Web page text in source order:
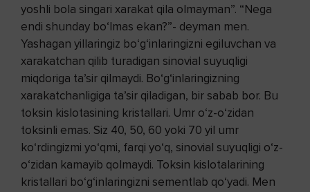
yoshli bola singari xarakat qila olmayman”. “Nega
endi shunday bo‘lmas ekan?”- deyman men.
Yashagan yillaringiz bo‘g‘inlaringizni egiluvchan va
xarakatchan qilib turadigan sinovial suyuqligi
miqdoriga ta’sir qilmaydi. Bo‘g‘inlaringizning
xarakatchanligiga ta’sir qiladigan, bir sabab bor. Bu
toksin kislotasining kristallari. Umr o‘z-o‘zidan
toksinli emas. Siz 40, 50, 60 yoki 70 yil umr
ko‘rdingizmi yo‘qmi, farqi yo‘q, sinovial suyuqligi o‘z-
o‘zidan kamayib qolmaydi. Toksin kislotalarining
kristallari bo‘g‘inlaringizni sementlab qo‘yadi. Men